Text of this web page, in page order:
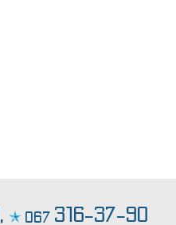
067 316-37-90